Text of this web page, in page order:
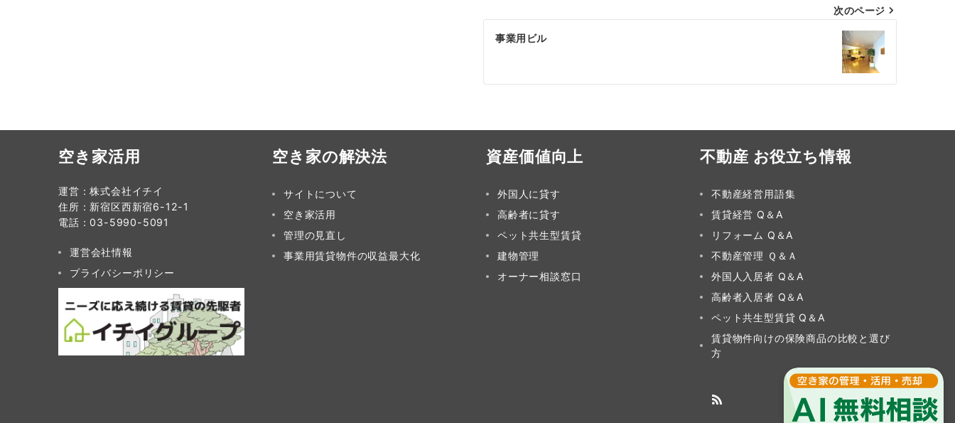
ー
シ
ョ
ン
次のページ
事業用ビル
空き家活用
運営：株式会社イチイ
住所：新宿区西新宿6-12-1
電話：03-5990-5091
運営会社情報
プライバシーポリシー
空き家の解決法
サイトについて
空き家活用
管理の見直し
事業用賃貸物件の収益最大化
資産価値向上
外国人に貸す
高齢者に貸す
ペット共生型賃貸
建物管理
オーナー相談窓口
不動産 お役立ち情報
不動産経営用語集
賃貸経営 Q＆A
リフォーム Q＆A
不動産管理 Ｑ＆Ａ
外国人入居者 Q＆A
高齢者入居者 Q＆A
ペット共生型賃貸 Q＆A
賃貸物件向けの保険商品の比較と選び
方